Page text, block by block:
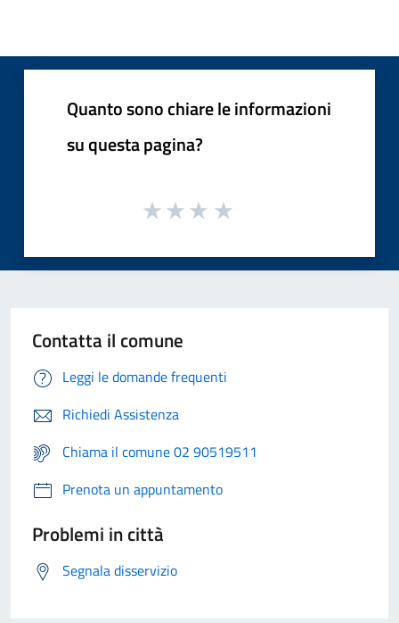
Quanto sono chiare le informazioni
su questa pagina?
Contatta il comune
Leggi le domande frequenti
Richiedi Assistenza
Chiama il comune 02 90519511
Prenota un appuntamento
Problemi in città
Segnala disservizio